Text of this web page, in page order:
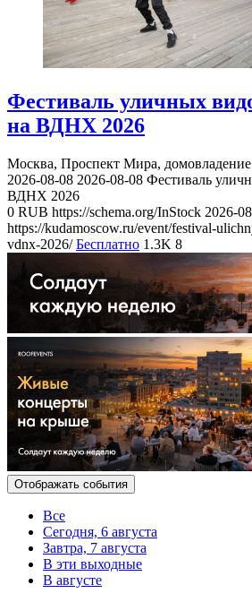
Фестиваль уличных
на ВДНХ 2026
Москва, Проспект Мира, домовладение
2026-08-08 2026-08-08 Фестиваль
ВДНХ 2026
0 RUB https://schema.org/InStock 2026-
https://kudamoscow.ru/event/festival-
vdnx-2026/ Бесплатно 1.3K 8
Отображать события
Все
Сегодня, 6 августа
Завтра, 7 августа
В эти выходные
В августе